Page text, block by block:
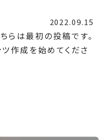
2022.09.15
らは最初の投稿です。
作成を始めてくださ